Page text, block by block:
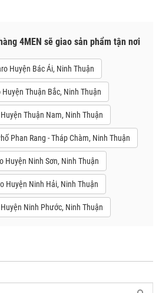
4MEN sẽ giao sản phẩm tận nơi
Huyện Bác Ái, Ninh Thuận
Huyện Thuận Bắc, Ninh Thuận
Thuận Nam, Ninh Thuận
Phan Rang - Tháp Chàm, Ninh Thuận
Huyện Ninh Sơn, Ninh Thuận
Huyện Ninh Hải, Ninh Thuận
Ninh Phước, Ninh Thuận